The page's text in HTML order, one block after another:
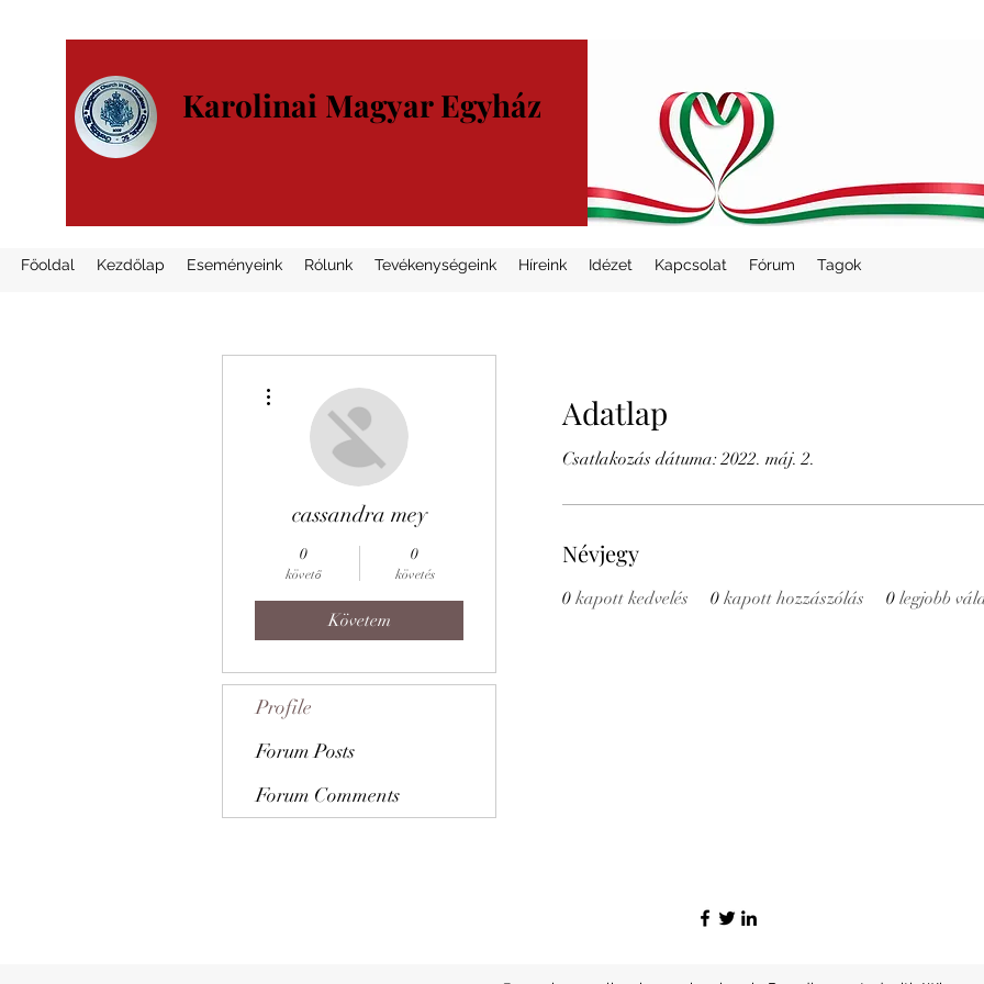
Karolinai Magyar Egyház
Főoldal Kezdőlap Eseményeink Rólunk Tevékenységeink Híreink Idézet Kapcsolat Fórum Tagok
Adatlap
Csatlakozás dátuma: 2022. máj. 2.
Névjegy
0 kapott kedvelés 0 kapott hozzászólás 0 legjobb
cassandra mey
0
követő
0
követés
Követem
Profile
Forum Posts
Forum Comments